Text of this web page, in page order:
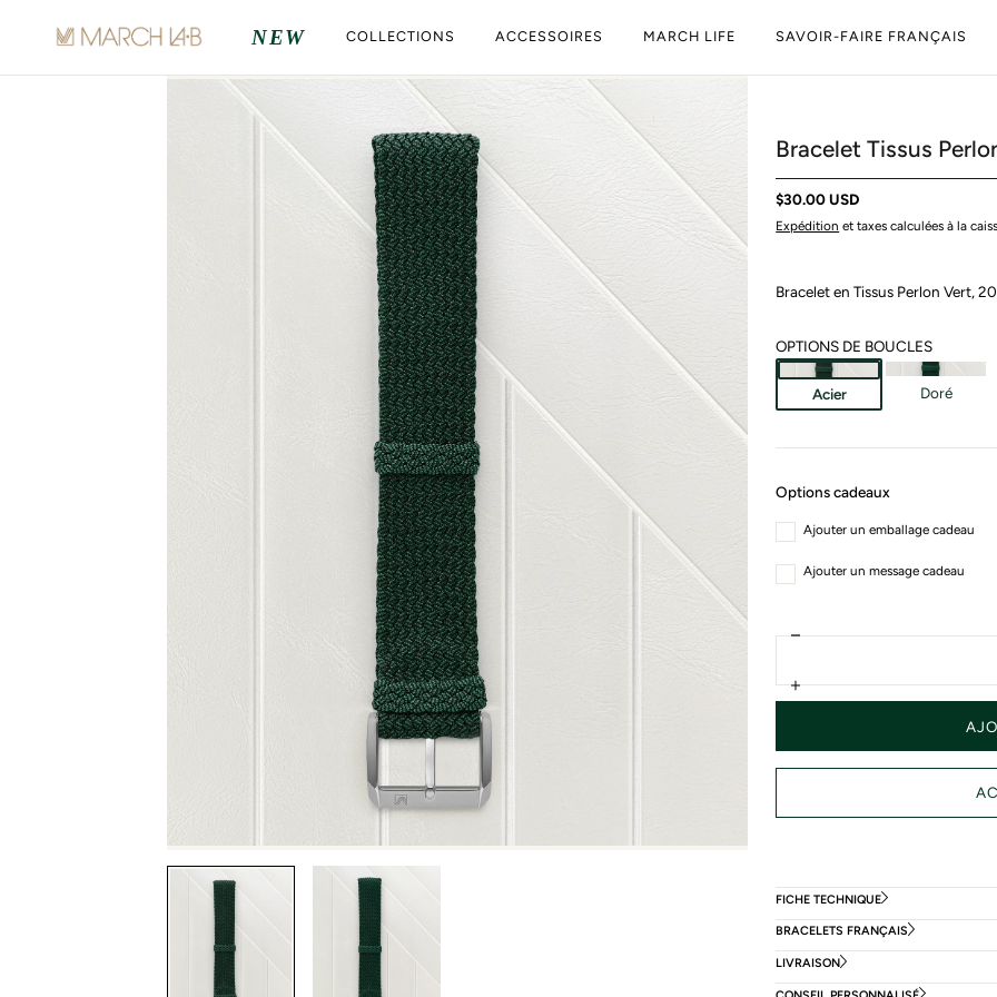
ALLER AU CONTENU
NEW COLLECTIONS ACCESSOIRES MARCH LIFE SAVOIR-FAIRE FRANÇAIS
Précédente
Bracelet Tissus
$30.00 USD
Expédition et taxes calculées à la
Bracelet en Tissus Perlon Vert,
OPTIONS DE BOUCLES:
Acier
Acier
Doré
Options cadeaux
Ajouter un emballage cadeau
Ajouter un message cadeau
Diminuer
quantité
pour
Perlon
Vert
Augmenter
Bracelet
Vert
FICHE TECHNIQUE
BRACELETS FRANÇAIS
LIVRAISON